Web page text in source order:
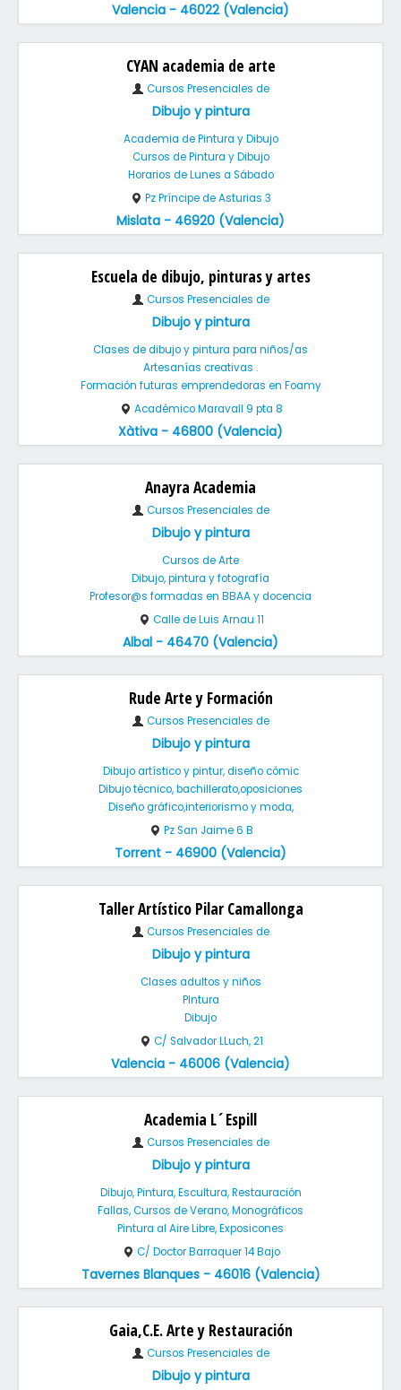
Valencia - 46022 (Valencia)
CYAN academia de arte
Cursos Presenciales de
Dibujo y pintura
Academia de Pintura y Dibujo
Cursos de Pintura y Dibujo
Horarios de Lunes a Sábado
Pz Príncipe de Asturias 3
Mislata - 46920 (Valencia)
Escuela de dibujo, pinturas y artes
Cursos Presenciales de
Dibujo y pintura
Clases de dibujo y pintura para niños/as
Artesanías creativas .
Formación futuras emprendedoras en Foamy
Académico Maravall 9 pta 8
Xàtiva - 46800 (Valencia)
Anayra Academia
Cursos Presenciales de
Dibujo y pintura
Cursos de Arte
Dibujo, pintura y fotografía
Profesor@s formadas en BBAA y docencia
Calle de Luis Arnau 11
Albal - 46470 (Valencia)
Rude Arte y Formación
Cursos Presenciales de
Dibujo y pintura
Dibujo artístico y pintur, diseño cómic
Dibujo técnico, bachillerato,oposiciones
Diseño gráfico,interiorismo y moda,
Pz San Jaime 6 B
Torrent - 46900 (Valencia)
Taller Artístico Pilar Camallonga
Cursos Presenciales de
Dibujo y pintura
Clases adultos y niños
PIntura
Dibujo
C/ Salvador LLuch, 21
Valencia - 46006 (Valencia)
Academia L´Espill
Cursos Presenciales de
Dibujo y pintura
Dibujo, Pintura, Escultura, Restauración
Fallas, Cursos de Verano, Monográficos
Pintura al Aire Libre, Exposicones
C/ Doctor Barraquer 14 Bajo
Tavernes Blanques - 46016 (Valencia)
Gaia,C.E. Arte y Restauración
Cursos Presenciales de
Dibujo y pintura